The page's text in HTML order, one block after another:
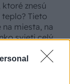
znesú
teplo? Tieto
na miesta, na
svieti celý